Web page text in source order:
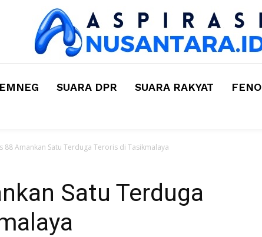
SUARA DPR SUARA RAKYAT
88 Amankan Satu Terduga Teroris di Tasikmalaya
Satu Terduga